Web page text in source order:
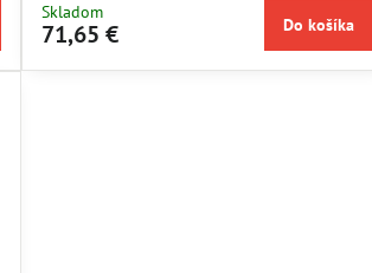
Skladom
71,65 € Do košíka